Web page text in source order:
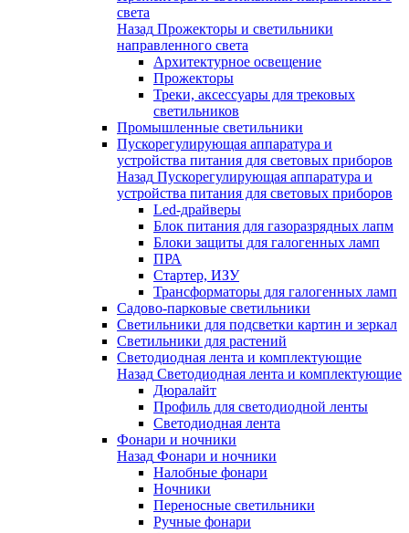
света
Назад Прожекторы и светильники
направленного света
Архитектурное освещение
Прожекторы
Треки, аксессуары для трековых
светильников
Промышленные светильники
Пускорегулирующая аппаратура и
устройства питания для световых приборов
Назад Пускорегулирующая аппаратура и
устройства питания для световых приборов
Led-драйверы
Блок питания для газоразрядных лапм
Блоки защиты для галогенных ламп
ПРА
Стартер, ИЗУ
Трансформаторы для галогенных ламп
Садово-парковые светильники
Светильники для подсветки картин и зеркал
Светильники для растений
Светодиодная лента и комплектующие
Назад Светодиодная лента и комплектующие
Дюралайт
Профиль для светодиодной ленты
Светодиодная лента
Фонари и ночники
Назад Фонари и ночники
Налобные фонари
Ночники
Переносные светильники
Ручные фонари